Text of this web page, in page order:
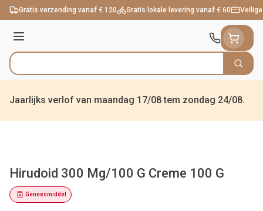
Ga naar de inhoud
Gratis verzending vanaf € 120 Gratis lokale levering vanaf € 60
Menu
Product, merk, categorie... Zoek
Jaarlijks verlof van maandag 17/08 tem zondag 24/08.
Hirudoid 300 Mg/100 G Creme 100 G
Geneesmiddel